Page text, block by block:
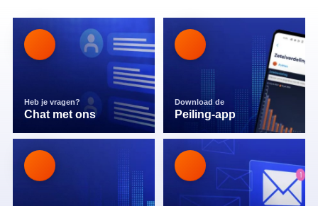
Heb je vragen?
Chat met ons
Download de
Peiling-app